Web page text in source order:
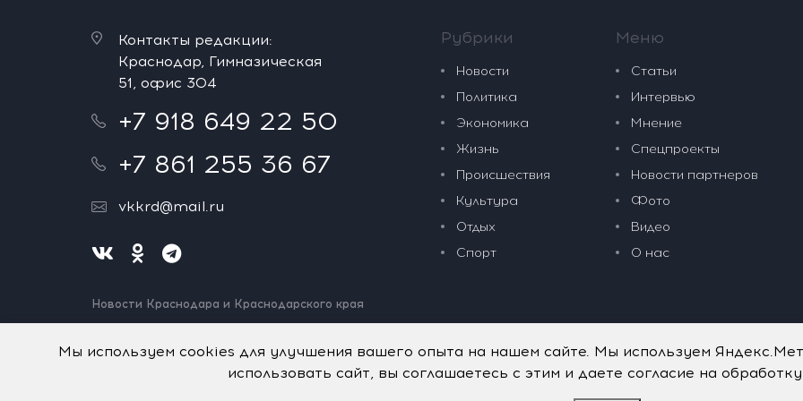
Контакты редакции:
Краснодар, Гимназическая
51, офис 304
+7 918 649 22 50
+7 861 255 36 67
vkkrd@mail.ru
Новости Краснодара и Краснодарского края
Нашли ошибку? Выделите и нажмите Ctrl+Enter.
Рубрики
Новости
Политика
Экономика
Жизнь
Происшествия
Культура
Отдых
Спорт
Меню
Статьи
Интервью
Мнение
Спецпроекты
Новости партнеров
Фото
Видео
О нас
Мы используем cookies для улучшения вашего опыта на нашем сайте. Мы используем
использовать сайт, вы соглашаетесь с этим и даете согласие на